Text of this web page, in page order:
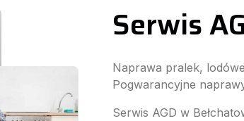
Serwis
Naprawa pralek,
Pogwarancyjne
Serwis AGD w